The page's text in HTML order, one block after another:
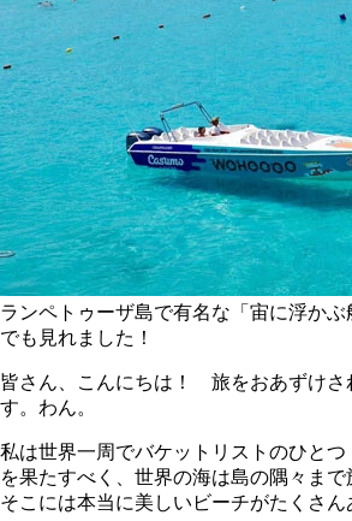
ランペトゥーザ島で有名な「宙に浮か
でも見れました！
皆さん、こんにちは！ 旅をおあずけさ
す。わん。
私は世界一周でバケットリストのひとつ
を果たすべく、世界の海は島の隅々まで
そこには本当に美しいビーチがたくさん